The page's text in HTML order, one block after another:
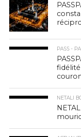
PASS -
fidélité
NETALI